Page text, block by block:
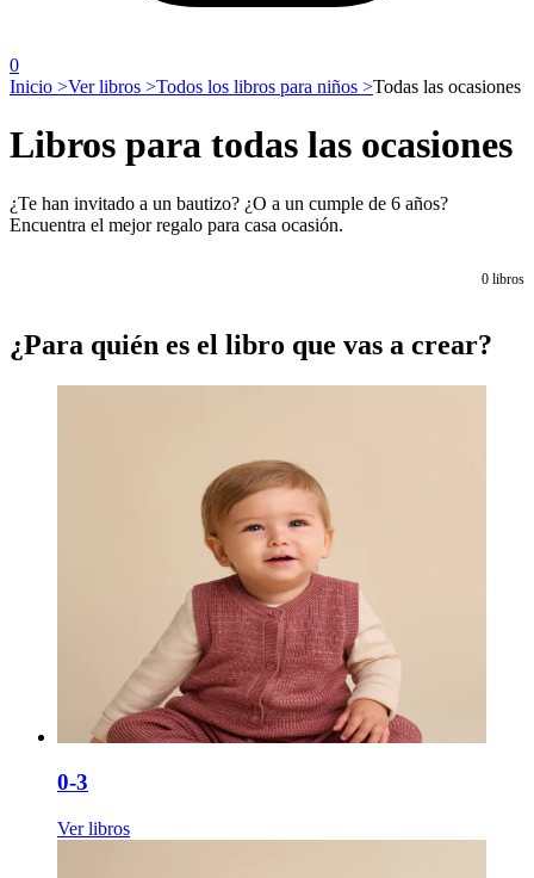
0
Inicio >Ver libros >Todos los libros para niños >Todas las ocasiones
Libros para todas las ocasiones
¿Te han invitado a un bautizo? ¿O a un cumple de 6 años?
Encuentra el mejor regalo para casa ocasión.
0 libros
¿Para quién es el libro que vas a crear?
0-3
Ver libros